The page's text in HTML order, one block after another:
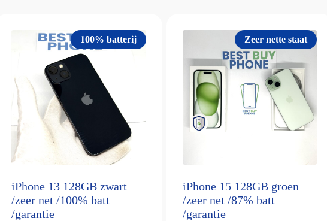
100% batterij
iPhone 13 128GB zwart
/zeer net /100% batt
/garantie
Zeer nette staat
iPhone 15 128GB groen
/zeer net /87% batt
/garantie